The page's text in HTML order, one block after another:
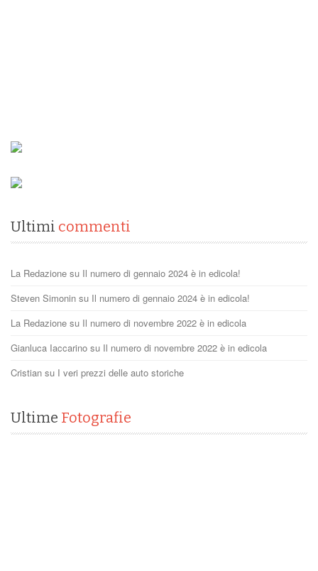
Ultimi commenti
La Redazione su Il numero di gennaio 2024 è in edicola!
Steven Simonin su Il numero di gennaio 2024 è in edicola!
La Redazione su Il numero di novembre 2022 è in edicola
Gianluca Iaccarino su Il numero di novembre 2022 è in edicola
Cristian su I veri prezzi delle auto storiche
Ultime Fotografie